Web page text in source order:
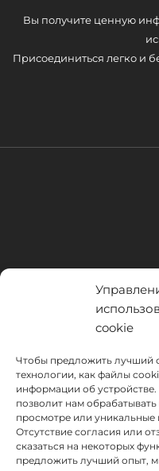
cookie
Чтобы предложить лучший
технологии, как файлы
информации об
позволит нам
просмотре или уникальные
Отсутствие согласия или
сказаться на некоторых
предложить лучший опыт,
Вы получите ценную
Присоединиться легко и
INSTITUTO HISPANICO